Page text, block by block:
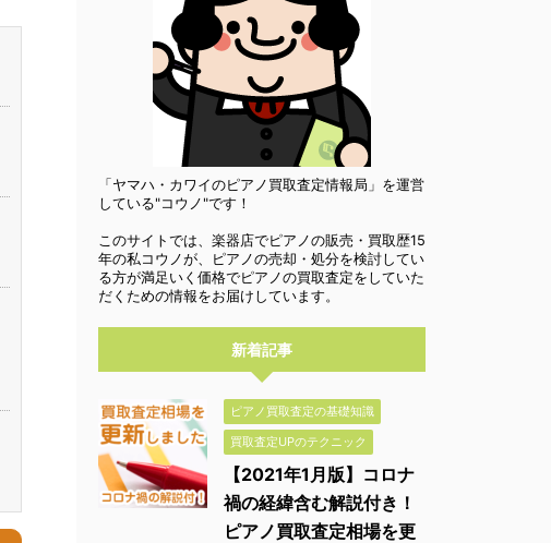
「ヤマハ・カワイのピアノ買取査定情報局」を運営
している"コウノ"です！
このサイトでは、楽器店でピアノの販売・買取歴15
年の私コウノが、ピアノの売却・処分を検討してい
る方が満足いく価格でピアノの買取査定をしていた
だくための情報をお届けしています。
新着記事
ピアノ買取査定の基礎知識
買取査定UPのテクニック
【2021年1月版】コロナ
禍の経緯含む解説付き！
ピアノ買取査定相場を更